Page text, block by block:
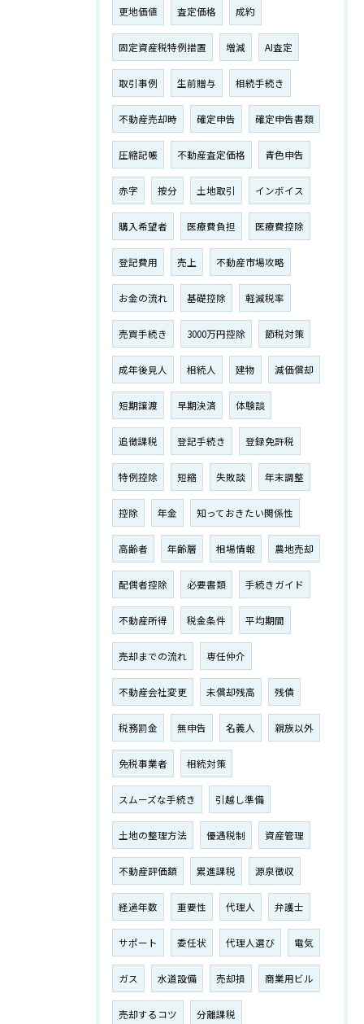
更地価値 査定価格 成約
固定資産税特例措置 増減 AI査定
取引事例 生前贈与 相続手続き
不動産売却時 確定申告 確定申告書類
圧縮記帳 不動産査定価格 青色申告
赤字 按分 土地取引 インボイス
購入希望者 医療費負担 医療費控除
登記費用 売上 不動産市場攻略
お金の流れ 基礎控除 軽減税率
売買手続き 3000万円控除 節税対策
成年後見人 相続人 建物 減価償却
短期譲渡 早期決済 体験談
追徴課税 登記手続き 登録免許税
特例控除 短縮 失敗談 年末調整
控除 年金 知っておきたい関係性
高齢者 年齢層 相場情報 農地売却
配偶者控除 必要書類 手続きガイド
不動産所得 税金条件 平均期間
売却までの流れ 専任仲介
不動産会社変更 未償却残高 残債
税務罰金 無申告 名義人 親族以外
免税事業者 相続対策
スムーズな手続き 引越し準備
土地の整理方法 優遇税制 資産管理
不動産評価額 累進課税 源泉徴収
経過年数 重要性 代理人 弁護士
サポート 委任状 代理人選び 電気
ガス 水道設備 売却損 商業用ビル
売却するコツ 分離課税